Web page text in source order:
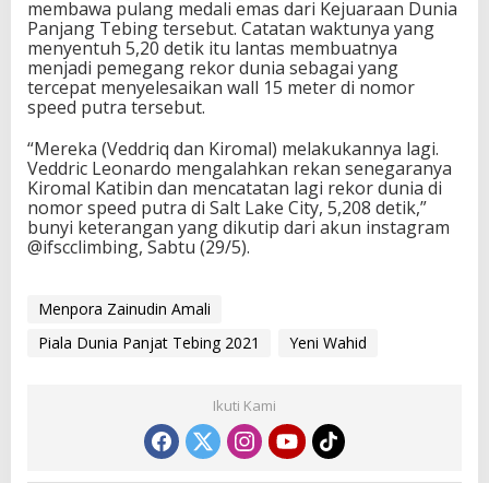
membawa pulang medali emas dari Kejuaraan Dunia
Panjang Tebing tersebut. Catatan waktunya yang
menyentuh 5,20 detik itu lantas membuatnya
menjadi pemegang rekor dunia sebagai yang
tercepat menyelesaikan wall 15 meter di nomor
speed putra tersebut.
“Mereka (Veddriq dan Kiromal) melakukannya lagi.
Veddric Leonardo mengalahkan rekan senegaranya
Kiromal Katibin dan mencatatan lagi rekor dunia di
nomor speed putra di Salt Lake City, 5,208 detik,”
bunyi keterangan yang dikutip dari akun instagram
@ifscclimbing, Sabtu (29/5).
Menpora Zainudin Amali
Piala Dunia Panjat Tebing 2021
Yeni Wahid
Ikuti Kami